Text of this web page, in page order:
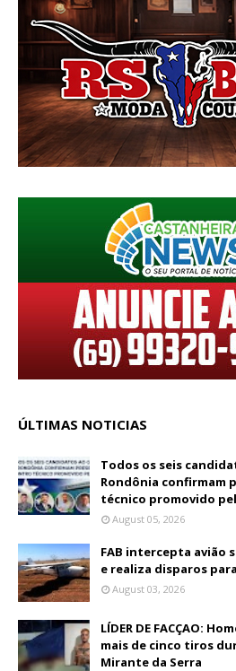
ÚLTIMAS NOTICIAS
Todos os seis
Rondônia confirmam
técnico promovido
August 05, 2026
FAB intercepta avião
e realiza disparos
August 03, 2026
LÍDER DE FACÇAO:
mais de cinco tiros
Mirante da Serra